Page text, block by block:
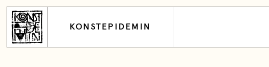
KONSTEPIDEMIN